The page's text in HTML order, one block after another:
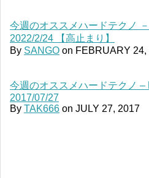
今週のオススメハードテクノ
2022/2/24 【高止まり】
By SANGO on FEBRUARY 24,
今週のオススメハードテクノ –
2017/07/27
By TAK666 on JULY 27, 2017